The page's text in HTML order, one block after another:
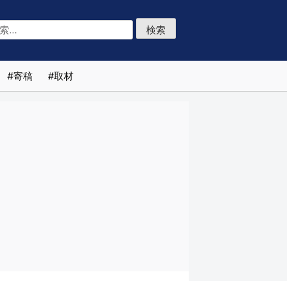
寄稿 取材